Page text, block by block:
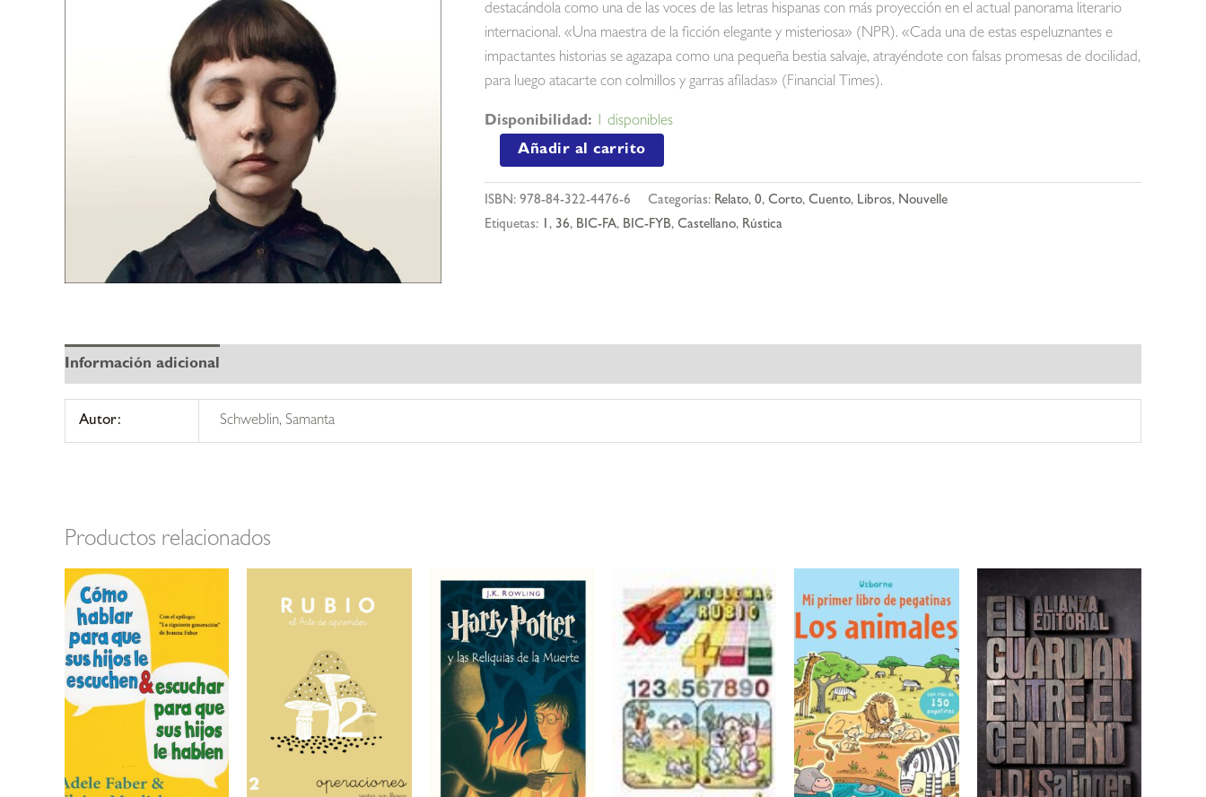
destacándola como una de las voces de las letras hispanas con más proyección en el actual panorama literario
internacional. «Una maestra de la ficción elegante y misteriosa» (NPR). «Cada una de estas espeluznantes e
impactantes historias se agazapa como una pequeña bestia salvaje, atrayéndote con falsas promesas de docilidad,
para luego atacarte con colmillos y garras afiladas» (Financial Times).
Disponibilidad: 1 disponibles
Pájaros
la
boca
Añadir al carrito
ISBN: 978-84-322-4476-6 Categorías: Relato, 0, Corto, Cuento, Libros, Nouvelle
Etiquetas: 1 , 36, BIC-FA, BIC-FYB, Castellano, Rústica
Información adicional
Autor: Schweblin, Samanta
Productos relacionados